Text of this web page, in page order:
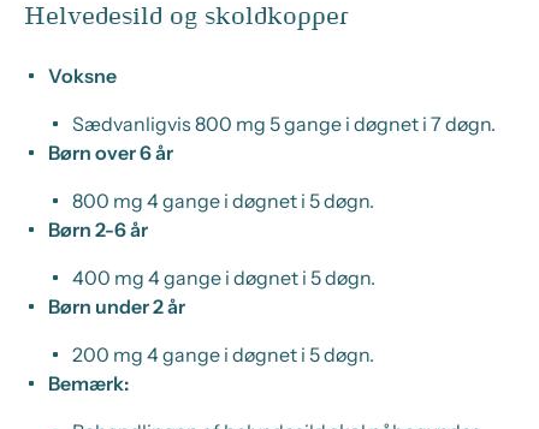
Helvedesild og skoldkopper
Voksne
Sædvanligvis 800 mg 5 gange i døgnet i 7 døgn.
Børn over 6 år
800 mg 4 gange i døgnet i 5 døgn.
Børn 2-6 år
400 mg 4 gange i døgnet i 5 døgn.
Børn under 2 år
200 mg 4 gange i døgnet i 5 døgn.
Bemærk: